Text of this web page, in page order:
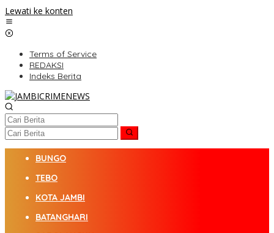
Lewati ke konten
Terms of Service
REDAKSI
Indeks Berita
BUNGO
TEBO
KOTA JAMBI
BATANGHARI